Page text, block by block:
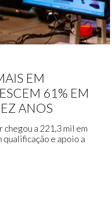
EM
61% EM
ANOS
a 221,3 mil em
e apoio a